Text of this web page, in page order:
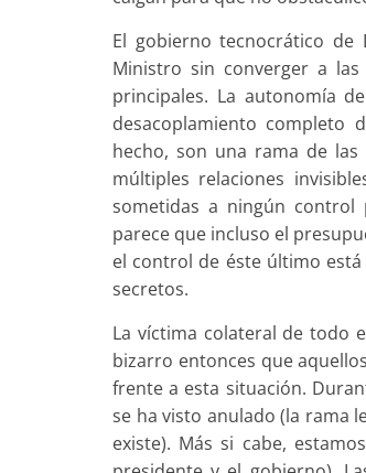
El gobierno tecnocrático
Ministro sin converger a
principales. La autonomía
desacoplamiento completo
hecho, son una rama de
múltiples relaciones
sometidas a ningún control
parece que incluso el
el control de éste último
secretos.
La víctima colateral de todo
bizarro entonces que
frente a esta situación.
se ha visto anulado (la rama
existe). Más si cabe,